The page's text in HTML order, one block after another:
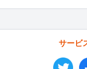
サービ